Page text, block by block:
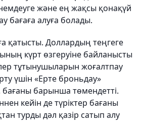
және ең жақсы қонақүй
бағаға алуға болады.
қатысты. Доллардың теңгеге
күрт өзгеруіне байланысты
тұтынушыларын жоғалтпау
үшін «Ерте броньдау»
барынша төмендетті.
кейін де түріктер бағаны
турды дәл қазір сатып алу